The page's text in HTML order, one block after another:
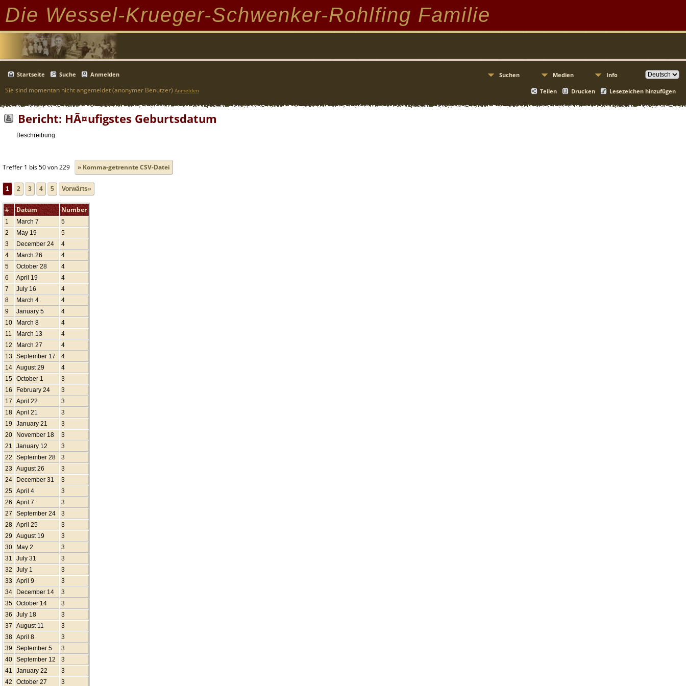
Die Wessel-Krueger-Schwenker-Rohlfing Familie
Startseite Suche Anmelden Suchen Medien Info
Teilen Drucken Lesezeichen hinzufügen
Sie sind momentan nicht angemeldet (anonymer Benutzer) Anmelden
Bericht: HÃ¤ufigstes Geburtsdatum
Beschreibung:
Treffer 1 bis 50 von 229 » Komma-getrennte CSV-Datei
1 2 3 4 5 Vorwärts»
# Datum Number
1 March 7
5
2
May 19
5
3
December 24
4
4
March 26
4
5
October 28
4
6
April 19
4
7
July 16
4
8
March 4
4
9
January 5
4
10
March 8
4
11
March 13
4
12
March 27
4
13
September 17
4
14 August 29
4
15 October 1
3
16
February 24
3
17
April 22
3
18 April 21
3
19
January 21
3
20
November 18
3
21
January 12
3
22
September 28
3
23
August 26
3
24
December 31
3
25 April 4
3
26
April 7
3
27
September 24
3
28 April 25
3
29
August 19
3
30
May 2
3
31
July 31
3
32
July 1
3
33
April 9
3
34
December 14
3
35 October 14
3
36
July 18
3
37
August 11
3
38 April 8
3
39
September 5
3
40 September 12
3
41
January 22
3
42
October 27 3